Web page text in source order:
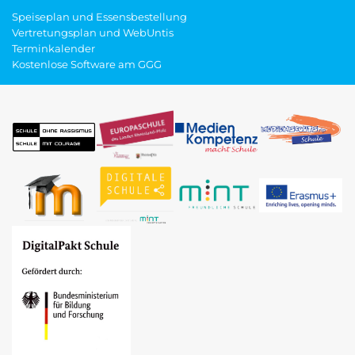
Speiseplan und Essensbestellung
Vertretungsplan und WebUntis
Terminkalender
Kostenlose Software am GGG